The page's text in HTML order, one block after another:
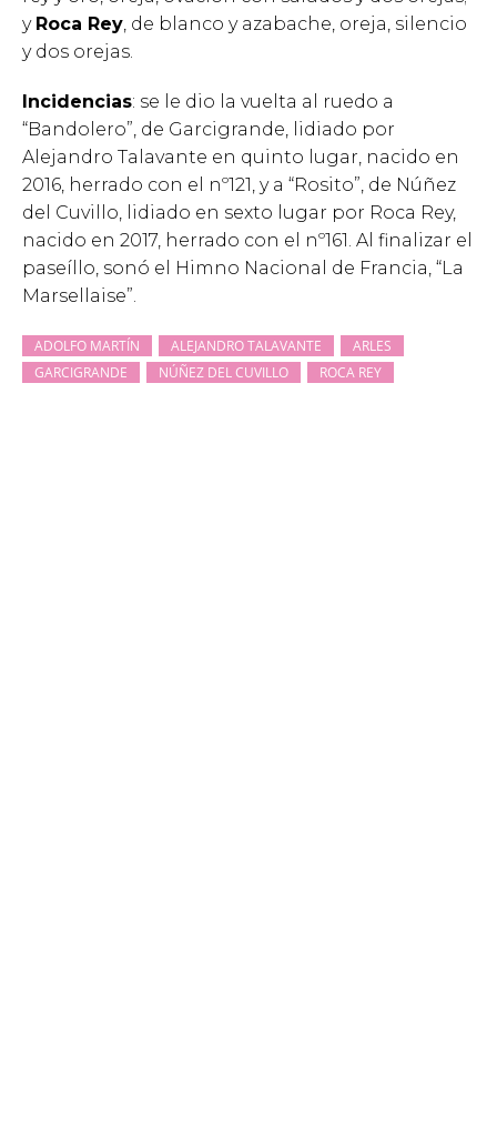
y Roca Rey, de blanco y azabache, oreja, silencio
y dos orejas.
Incidencias: se le dio la vuelta al ruedo a
“Bandolero”, de Garcigrande, lidiado por
Alejandro Talavante en quinto lugar, nacido en
2016, herrado con el nº121, y a “Rosito”, de Núñez
del Cuvillo, lidiado en sexto lugar por Roca Rey,
nacido en 2017, herrado con el nº161. Al finalizar el
paseíllo, sonó el Himno Nacional de Francia, “La
Marsellaise”.
ADOLFO MARTÍN ALEJANDRO TALAVANTE
ARLES
GARCIGRANDE
NÚÑEZ DEL CUVILLO ROCA REY